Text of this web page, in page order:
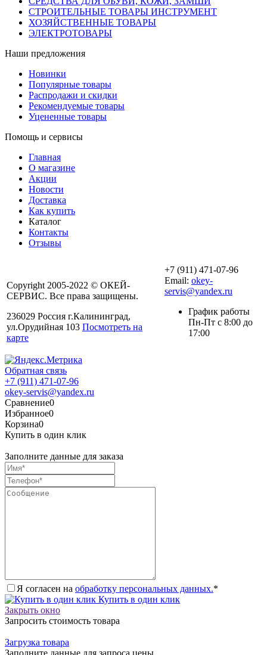
СТРОИТЕЛЬНЫЕ ТОВАРЫ ИНСТРУМЕНТ
ХОЗЯЙСТВЕННЫЕ ТОВАРЫ
ЭЛЕКТРОТОВАРЫ
Наши предложения
Новинки
Популярные товары
Распродажи и скидки
Рекомендуемые товары
Уцененные товары
Помощь и сервисы
Главная
О магазине
Акции
Новости
Доставка
Как купить
Каталог
Контакты
Отзывы
Copyright 2005-2022 © ОКЕЙ-
СЕРВИС. Все права защищены.
236029 Россия г.Калининград,
ул.Орудийная 103 Посмотреть на
карте
+7 (911) 471-07-96
Email: okey-
servis@yandex.ru
График работы
Пн-Пт с 8:00 до
17:00
Обратная связь
+7 (911) 471-07-96
okey-servis@yandex.ru
Сравнение0
Избранное0
Корзина0
Купить в один клик
Заполните данные для заказа
Я согласен на обработку персональных данных.*
Купить в один клик
Закрыть окно
Запросить стоимость товара
Загрузка товара
Заполните данные для запроса цены